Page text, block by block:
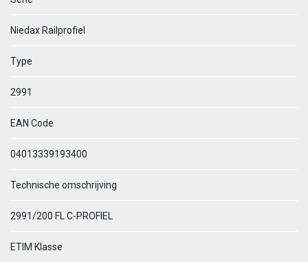
Niedax Railprofiel
Type
2991
EAN Code
04013339193400
Technische omschrijving
2991/200 FL C-PROFIEL
ETIM Klasse